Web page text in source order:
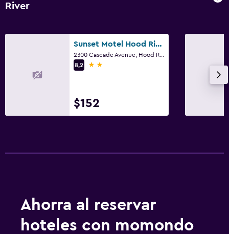
River
Sunset Motel Hood River
8,2
2 estrellas
$152
Ahorra al reservar
hoteles con momondo